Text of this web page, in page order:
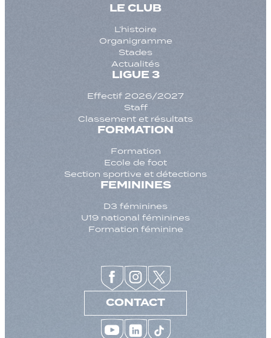
LE CLUB
L’histoire
Organigramme
Stades
Actualités
LIGUE 3
Effectif 2026/2027
Staff
Classement et résultats
FORMATION
Formation
Ecole de foot
Section sportive et détections
FEMININES
D3 féminines
U19 national féminines
Formation féminine
CONTACT